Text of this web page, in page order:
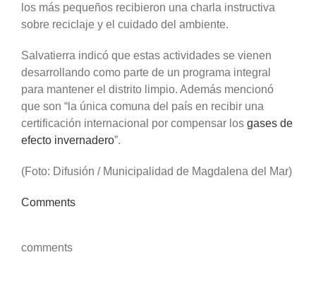
los más pequeños recibieron una charla instructiva
sobre reciclaje y el cuidado del ambiente.
Salvatierra indicó que estas actividades se vienen
desarrollando como parte de un programa integral
para mantener el distrito limpio. Además mencionó
que son “la única comuna del país en recibir una
certificación internacional por compensar los gases de
efecto invernadero”.
(Foto: Difusión / Municipalidad de Magdalena del Mar)
Comments
comments